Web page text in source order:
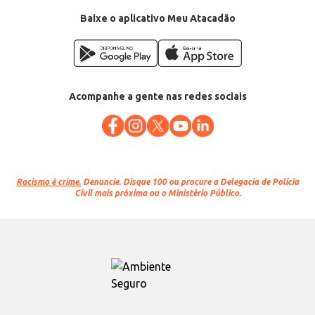
Baixe o aplicativo Meu Atacadão
Acompanhe a gente nas redes sociais
Racismo é crime. Denuncie. Disque 100 ou procure a Delegacia de Polícia
Civil mais próxima ou o Ministério Público.